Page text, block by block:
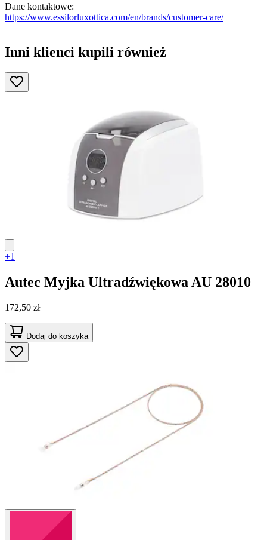
Dane kontaktowe:
https://www.essilorluxottica.com/en/brands/customer-care/
Inni klienci kupili również
+1
Autec Myjka Ultradźwiękowa AU 28010
172,50 zł
Dodaj do koszyka